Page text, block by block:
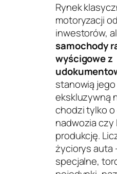
Rynek
motoryzacji
inwestorów,
samochody
wyścigowe z
stanowią
ekskluzywną
chodzi tylko o
nadwozia czy
produkcję.
życiorys auta
specjalne,